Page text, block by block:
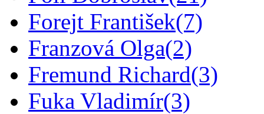
Forejt František(7)
Franzová Olga(2)
Fremund Richard(3)
Fuka Vladimír(3)